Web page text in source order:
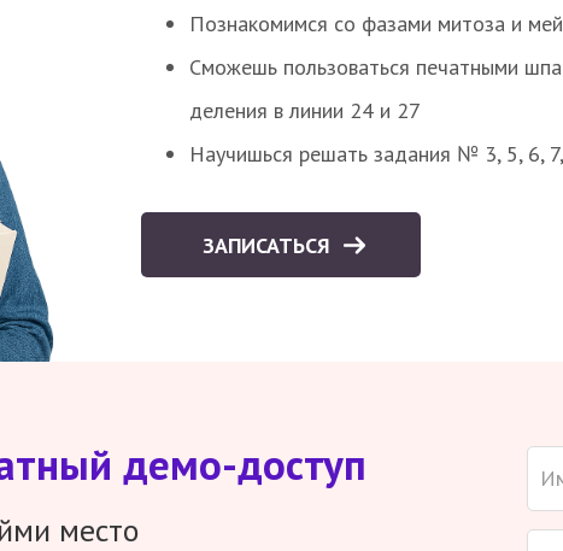
Познакомимся со фазами митоза и
Сможешь пользоваться печатными
деления в линии 24 и 27
Научишься решать задания № 3, 5, 6,
ЗАПИСАТЬСЯ
демо-доступ
место